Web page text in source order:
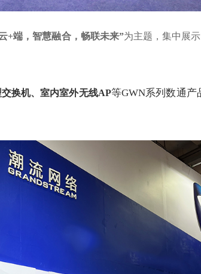
+端，智慧融合，畅联未来”为主题，集中展示
换机、室内室外无线AP等GWN系列数通产